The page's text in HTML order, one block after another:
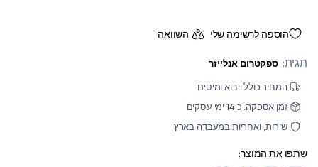
הוספה לרשימה שלי השוואה
תגית: ספקטרום אנלייזר
המחיר כולל ייבוא ומיסים
זמן אספקה: כ 14 ימי עסקים
שירות, ואחריות במעבדה בארץ
שתפו את המוצר: